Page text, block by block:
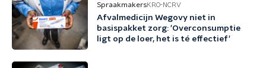
SpraakmakersKRO-NCRV
Afvalmedicijn Wegovy niet in
basispakket zorg: 'Overconsumptie
ligt op de loer, het is té effectief'